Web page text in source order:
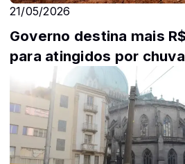
21/05/2026
Governo destina mais
para atingidos por